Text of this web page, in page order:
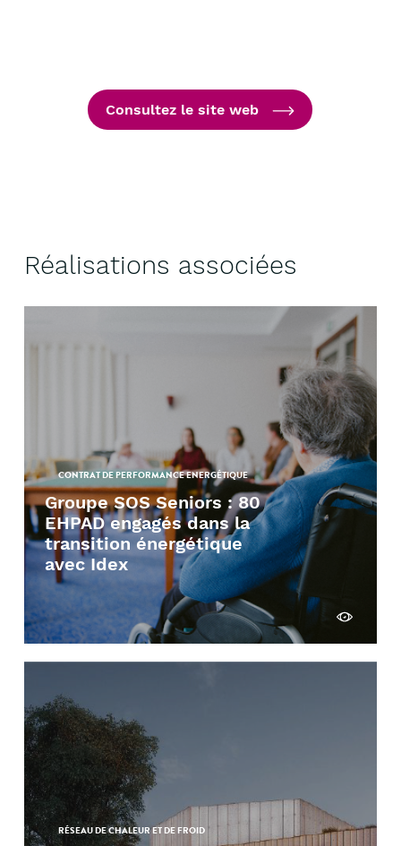
Consultez le site web
Réalisations associées
CONTRAT DE PERFORMANCE ENERGÉTIQUE
Groupe SOS Seniors : 80
EHPAD engagés dans la
transition énergétique
avec Idex
Découvrir
RÉSEAU DE CHALEUR ET DE FROID